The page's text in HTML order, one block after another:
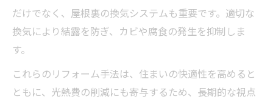
だけでなく、屋根裏の換気システムも重要です。適切な
換気により結露を防ぎ、カビや腐食の発生を抑制しま
す。
これらのリフォーム手法は、住まいの快適性を高めると
ともに、光熱費の削減にも寄与するため、長期的な視点